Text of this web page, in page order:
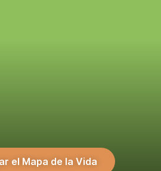
el Mapa de la Vida